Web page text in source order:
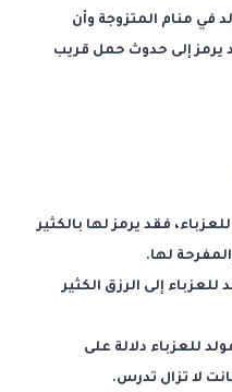
في منام المتزوجة وأن
يرمز إلى حدوث حمل قريب
فقد يرمز لها بالكثير
لها.
إلى الرزق الكثير
للعزباء دلالة على
لا تزال تدرس.